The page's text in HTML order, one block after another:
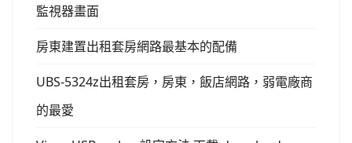
監視器畫面
房東建置出租套房網路最基本的配備
UBS-5324z出租套房，房東，飯店網路，弱電廠商
的最愛